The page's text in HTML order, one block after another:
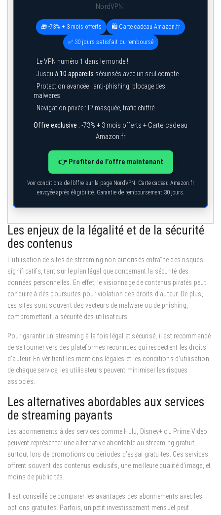
NordVPN.
🎁 -73% + 3 mois offerts 🛍️ Carte cadeau Amazon.fr
✅ 30 jours satisfait ou remboursé
Le VPN numéro 1 dans le monde !
Jusqu’à 10 appareils sécurisés avec un seul compte
Protection avancée : anti-phishing, blocage des
malwares
Navigation privée : IP masquée, trafic chiffré
Offre exclusive : -73% + 3 mois offerts + Carte cadeau
Amazon.fr
👉 Profiter de l’offre maintenant
Voir conditions de l’offre sur la page NordVPN. Carte cadeau Amazon.fr
envoyée après éligibilité. Garantie de remboursement 30 jours.
Les enjeux de la légalité et de la sécurité
des contenus
L’utilisation de sites de streaming non autorisés entraîne des risques
significatifs, tant sur le plan légal que concernant la sécurité des
données personnelles. En effet, le visionnage de contenus piratés peut
conduire à des poursuites pour violation des droits d’auteur. De plus,
ces sites sont souvent des vecteurs de malware ou de phishing,
compromettant la sécurité des utilisateurs.
Pour garantir un streaming à la fois légal et sécurisé, il est recommandé
de se tourner vers des plateformes reconnues qui respectent les droits
d’auteur. En vérifiant les mentions légales et les conditions d’utilisation
de chaque service, les utilisateurs peuvent minimiser les risques
associés.
Les alternatives abordables aux services
de streaming payants
Les abonnements à des services comme Hulu, Disney+ ou Prime Video
peuvent représenter une alternative abordable au streaming gratuit,
surtout lors de promotions ou périodes d’essai gratuites. Ces services
offrent souvent des contenus exclusifs, une meilleure qualité d’image, et
moins de publicités.
Il est conseillé de comparer les avantages des abonnements avec les
options gratuites. Parfois, un petit investissement mensuel peut